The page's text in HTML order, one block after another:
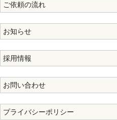
ご依頼の流れ
お知らせ
採用情報
お問い合わせ
プライバシーポリシー